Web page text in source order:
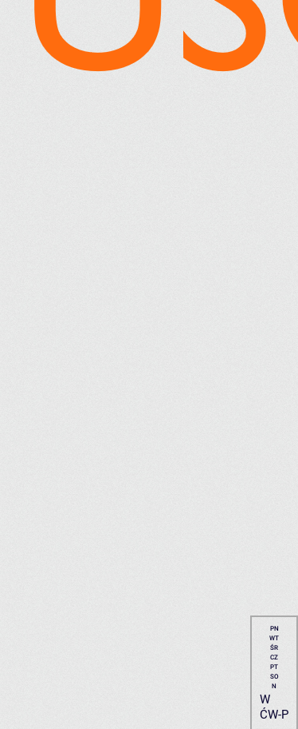
PN
WT
ŚR
CZ
PT
SO
N
W
ĆW-P